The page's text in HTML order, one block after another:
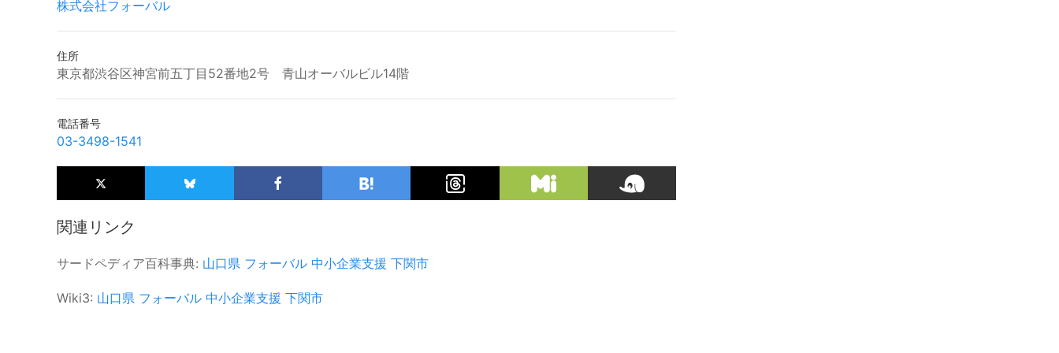
株式会社フォーバル
住所
東京都渋谷区神宮前五丁目52番地2号 青山オーバルビル14階
電話番号
03-3498-1541
関連リンク
サードペディア百科事典: 山口県 フォーバル 中小企業支援 下関市
Wiki3: 山口県 フォーバル 中小企業支援 下関市